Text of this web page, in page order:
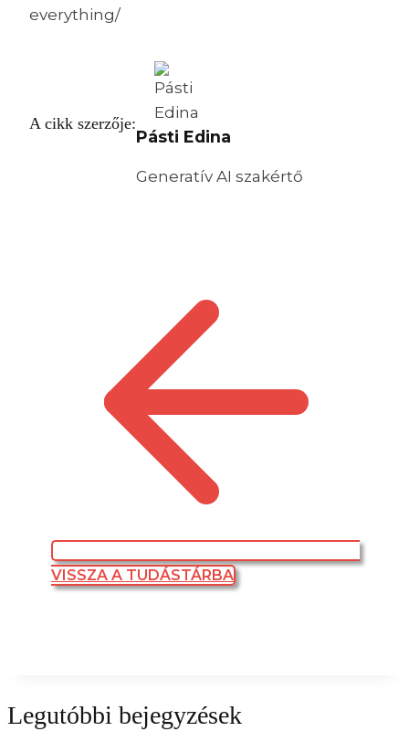
everything/
A cikk szerzője:
Pásti Edina
Generatív AI szakértő
VISSZA A TUDÁSTÁRBA
Legutóbbi bejegyzések